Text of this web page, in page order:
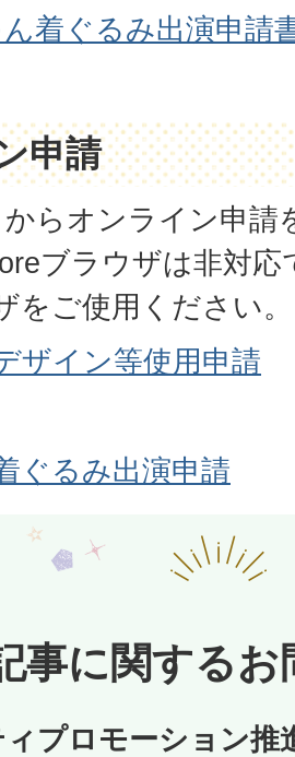
ん着ぐるみ出演申請
申請
らオンライン申請
ブラウザは非対
をご使用ください。
ザイン等使用申請
ぐるみ出演申請
事に関するお
ィプロモーション推